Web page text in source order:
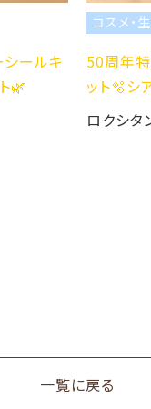
ールキ
🌿
コスメ・
50周年
ット🫧シ
ロクシタン
一覧に戻る